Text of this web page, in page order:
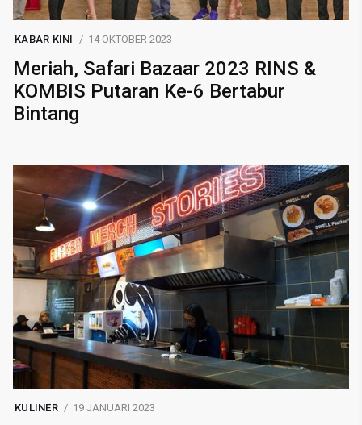
KABAR KINI 14 OKTOBER 2023
Meriah, Safari Bazaar 2023 RINS &
KOMBIS Putaran Ke-6 Bertabur
Bintang
KULINER 19 JANUARI 2023